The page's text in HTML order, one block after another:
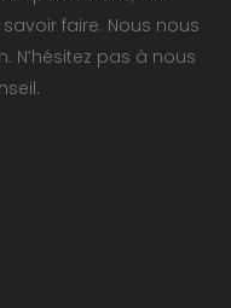
faire. Nous nous
N’hésitez pas à nous